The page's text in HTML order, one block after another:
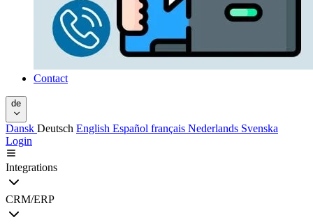
Contact
de
Dansk Deutsch English Español français Nederlands Svenska
Login
Integrations
CRM/ERP